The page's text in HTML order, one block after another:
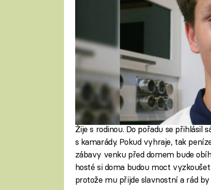
Žije s rodinou. Do pořadu se přihlásil
s kamarády. Pokud vyhraje, tak
zábavy venku před domem bude
hosté si doma budou moct
protože mu přijde slavnostní a rád by